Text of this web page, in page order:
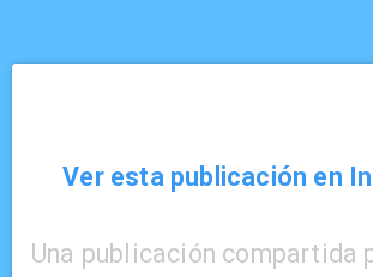
Ver esta publicación en